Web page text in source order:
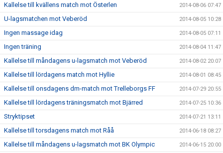
Kallelse till kvällens match mot Österlen 2014-08-06 07:47
U-lagsmatchen mot Veberöd 2014-08-05 10:28
Ingen massage idag 2014-08-05 07:11
Ingen träning 2014-08-04 11:47
Kallelse till måndagens u-lagsmatch mot Veberöd 2014-08-02 20:07
Kallelse till lördagens match mot Hyllie 2014-08-01 08:45
Kallelse till onsdagens dm-match mot Trelleborgs FF 2014-07-29 20:55
Kallelse till lördagens träningsmatch mot Bjärred 2014-07-25 10:36
Stryktipset 2014-07-21 13:11
Kallelse till torsdagens match mot Råå 2014-06-18 08:27
Kallelse till måndagens u-lagsmatch mot BK Olympic 2014-06-15 20:00